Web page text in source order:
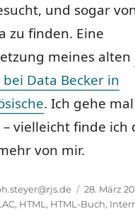
und sogar
zu finden. Eine
meines alten
bei Data Becker in
. Ich gehe
– vielleicht finde ich
von mir.
am
28. März
, HTML, HTML-Buch,